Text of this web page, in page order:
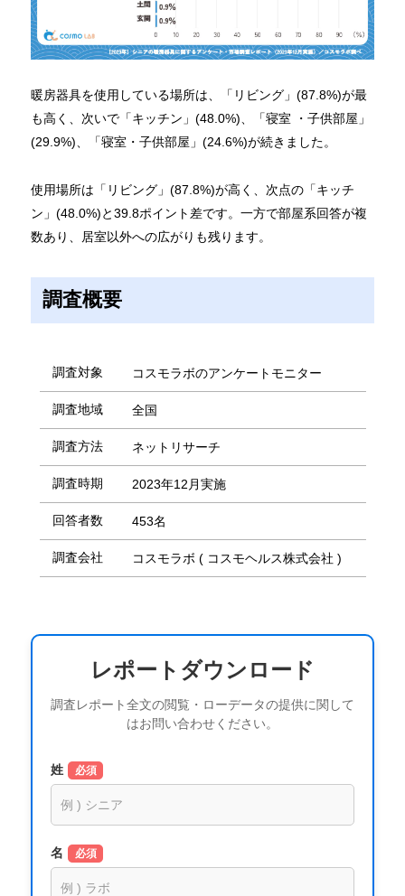
暖房器具を使用している場所は、「リビング」(87.8%)が最
も高く、次いで「キッチン」(48.0%)、「寝室 ・子供部屋」
(29.9%)、「寝室・子供部屋」(24.6%)が続きました。
使用場所は「リビング」(87.8%)が高く、次点の「キッチ
ン」(48.0%)と39.8ポイント差です。一方で部屋系回答が複
数あり、居室以外への広がりも残ります。
調査概要
調査対象 コスモラボのアンケートモニター
調査地域 全国
調査方法 ネットリサーチ
調査時期 2023年12月実施
回答者数 453名
調査会社 コスモラボ ( コスモヘルス株式会社 )
レポートダウンロード
調査レポート全文の閲覧・ローデータの提供に関して
はお問い合わせください。
姓 必須
名 必須